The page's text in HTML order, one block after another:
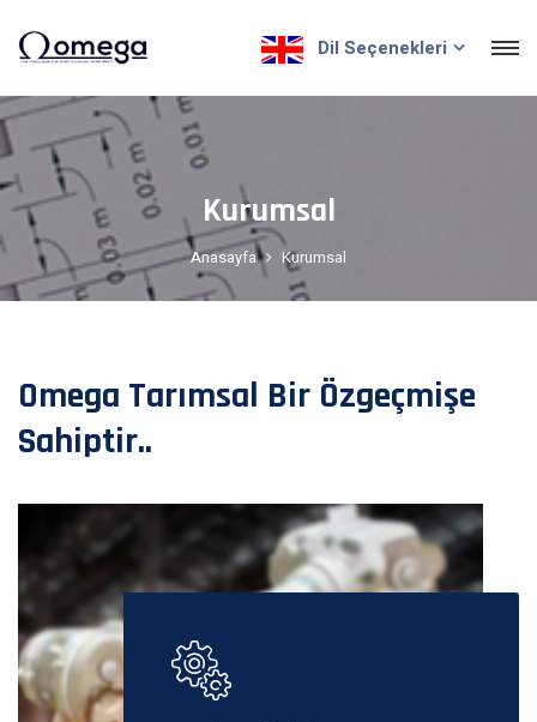
Dil Seçenekleri
Kurumsal
Anasayfa Kurumsal
Omega Tarımsal Bir Özgeçmişe
Sahiptir..